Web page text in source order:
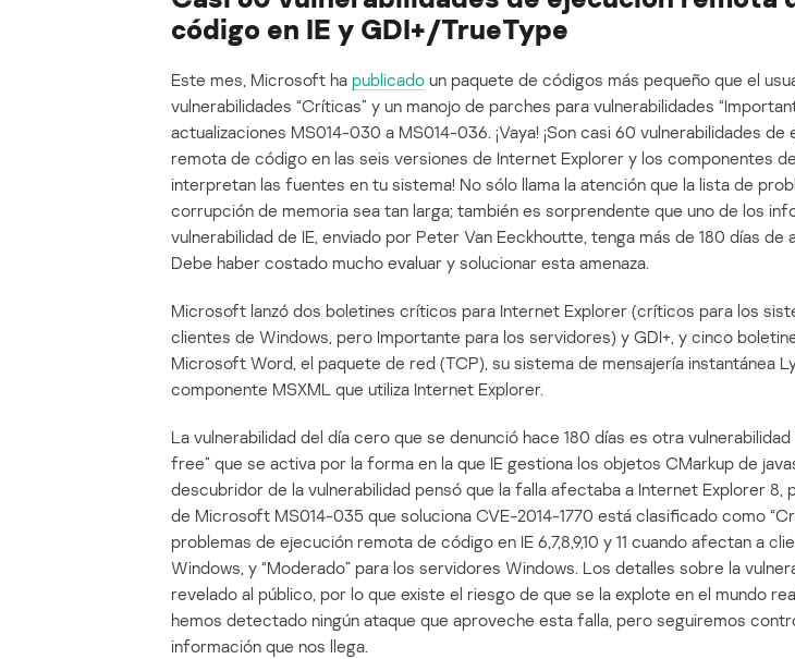
código en IE y GDI+/TrueType
Este mes, Microsoft ha publicado un paquete de códigos más pequeño que el
vulnerabilidades “Críticas” y un manojo de parches para vulnerabilidades
actualizaciones MS014-030 a MS014-036. ¡Vaya! ¡Son casi 60 vulnerabilidades de
remota de código en las seis versiones de Internet Explorer y los componentes
interpretan las fuentes en tu sistema! No sólo llama la atención que la lista de
corrupción de memoria sea tan larga; también es sorprendente que uno de los
vulnerabilidad de IE, enviado por Peter Van Eeckhoutte, tenga más de 180 días de
Debe haber costado mucho evaluar y solucionar esta amenaza.
Microsoft lanzó dos boletines críticos para Internet Explorer (críticos para los
clientes de Windows, pero Importante para los servidores) y GDI+, y cinco
Microsoft Word, el paquete de red (TCP), su sistema de mensajería instantánea
componente MSXML que utiliza Internet Explorer.
La vulnerabilidad del día cero que se denunció hace 180 días es otra
free” que se activa por la forma en la que IE gestiona los objetos CMarkup de
descubridor de la vulnerabilidad pensó que la falla afectaba a Internet Explorer 8,
de Microsoft MS014-035 que soluciona CVE-2014-1770 está clasificado como
problemas de ejecución remota de código en IE 6,7,8,9,10 y 11 cuando afectan a
Windows, y “Moderado” para los servidores Windows. Los detalles sobre la
revelado al público, por lo que existe el riesgo de que se la explote en el mundo
hemos detectado ningún ataque que aproveche esta falla, pero seguiremos
información que nos llega.